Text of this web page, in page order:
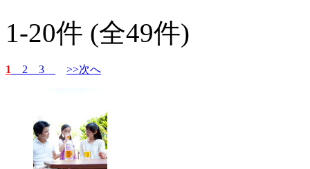
1-20件 (全49件)
1 2 3 >>次へ